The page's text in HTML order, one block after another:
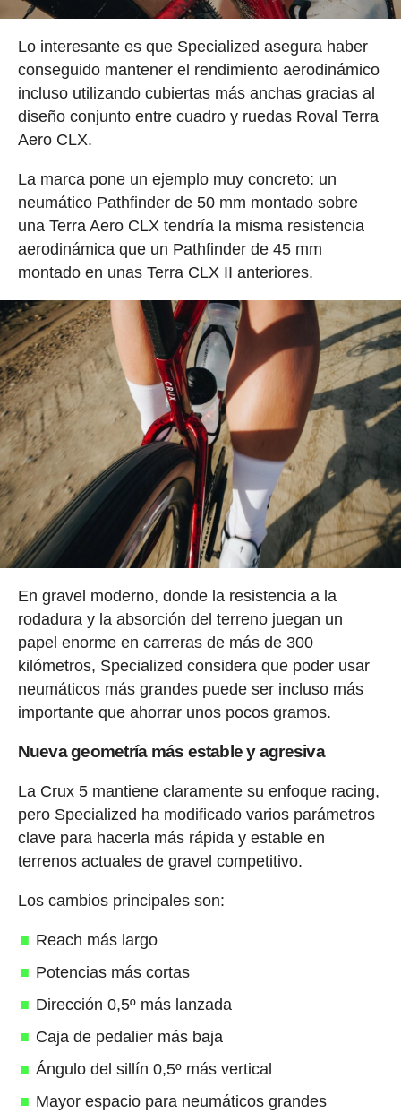
Lo interesante es que Specialized asegura haber
conseguido mantener el rendimiento aerodinámico
incluso utilizando cubiertas más anchas gracias al
diseño conjunto entre cuadro y ruedas Roval Terra
Aero CLX.
La marca pone un ejemplo muy concreto: un
neumático Pathfinder de 50 mm montado sobre
una Terra Aero CLX tendría la misma resistencia
aerodinámica que un Pathfinder de 45 mm
montado en unas Terra CLX II anteriores.
En gravel moderno, donde la resistencia a la
rodadura y la absorción del terreno juegan un
papel enorme en carreras de más de 300
kilómetros, Specialized considera que poder usar
neumáticos más grandes puede ser incluso más
importante que ahorrar unos pocos gramos.
Nueva geometría más estable y agresiva
La Crux 5 mantiene claramente su enfoque racing,
pero Specialized ha modificado varios parámetros
clave para hacerla más rápida y estable en
terrenos actuales de gravel competitivo.
Los cambios principales son:
Reach más largo
Potencias más cortas
Dirección 0,5º más lanzada
Caja de pedalier más baja
Ángulo del sillín 0,5º más vertical
Mayor espacio para neumáticos grandes